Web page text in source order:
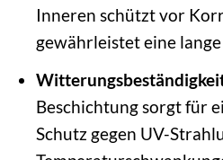
Inneren schützt vor
gewährleistet eine
Beschichtung sorgt für
Schutz gegen UV-